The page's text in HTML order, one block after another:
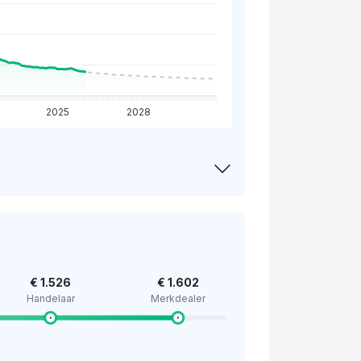
2025 2028
€ 1.526
Handelaar
€ 1.602
Merkdealer